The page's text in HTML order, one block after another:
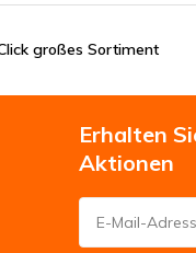
großes Sortiment
Erhalten
Aktionen